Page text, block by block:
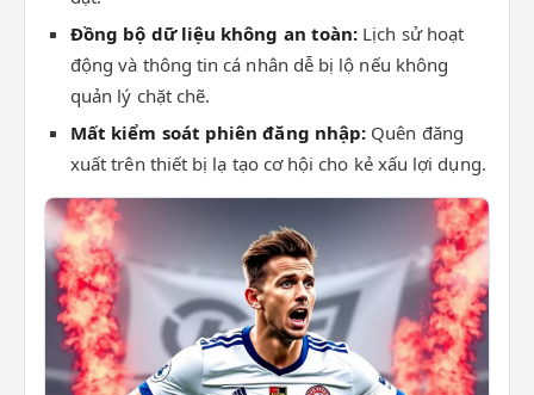
Đồng bộ dữ liệu không an toàn: Lịch sử hoạt
động và thông tin cá nhân dễ bị lộ nếu không
quản lý chặt chẽ.
Mất kiểm soát phiên đăng nhập: Quên đăng
xuất trên thiết bị lạ tạo cơ hội cho kẻ xấu lợi dụng.